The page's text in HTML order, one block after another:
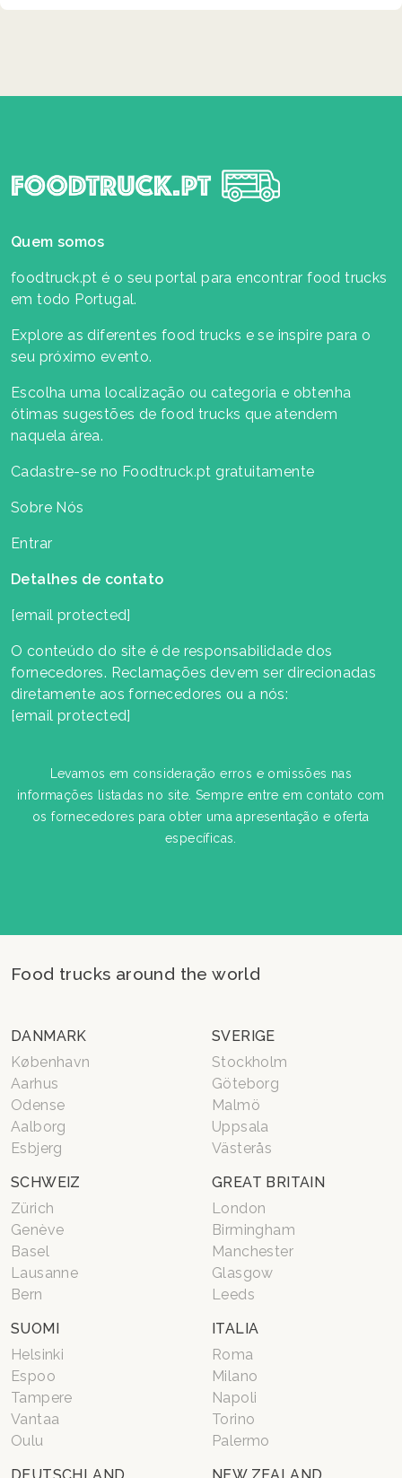
Quem somos
foodtruck.pt é o seu portal para encontrar food trucks
em todo Portugal.
Explore as diferentes food trucks e se inspire para o
seu próximo evento.
Escolha uma localização ou categoria e obtenha
ótimas sugestões de food trucks que atendem
naquela área.
Cadastre-se no Foodtruck.pt gratuitamente
Sobre Nós
Entrar
Detalhes de contato
[email protected]
O conteúdo do site é de responsabilidade dos
fornecedores. Reclamações devem ser direcionadas
diretamente aos fornecedores ou a nós:
[email protected]
Levamos em consideração erros e omissões nas
informações listadas no site. Sempre entre em contato com
os fornecedores para obter uma apresentação e oferta
específicas.
Food trucks around the world
DANMARK
København
Aarhus
Odense
Aalborg
Esbjerg
SVERIGE
Stockholm
Göteborg
Malmö
Uppsala
Västerås
SCHWEIZ
Zürich
Genève
Basel
Lausanne
Bern
GREAT BRITAIN
London
Birmingham
Manchester
Glasgow
Leeds
SUOMI
Helsinki
Espoo
Tampere
Vantaa
Oulu
ITALIA
Roma
Milano
Napoli
Torino
Palermo